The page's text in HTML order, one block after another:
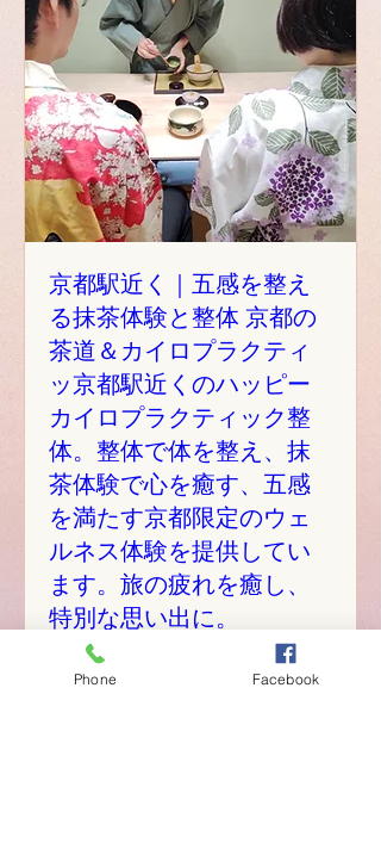
京都駅近く｜五感を整え
る抹茶体験と整体 京都の
茶道＆カイロプラクティ
ッ京都駅近くのハッピー
カイロプラクティック整
体。整体で体を整え、抹
茶体験で心を癒す、五感
を満たす京都限定のウェ
ルネス体験を提供してい
ます。旅の疲れを癒し、
特別な思い出に。
mån 06 okt.
Mer information
Phone Facebook